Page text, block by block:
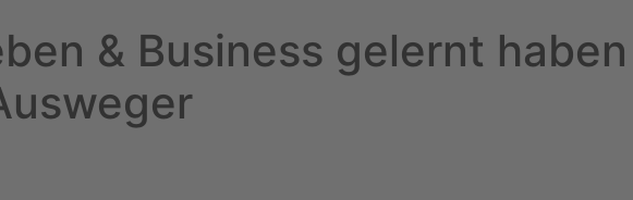
& Business gelernt haben